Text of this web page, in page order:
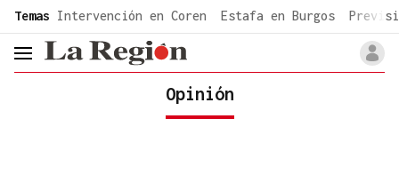
common.go-to-content
Temas Intervención en Coren Estafa en Burgos
header.menu.open
Opinión